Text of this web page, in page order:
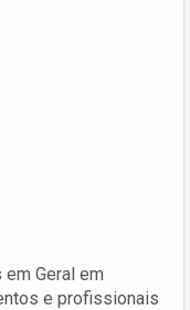
Geral em
e profissionais